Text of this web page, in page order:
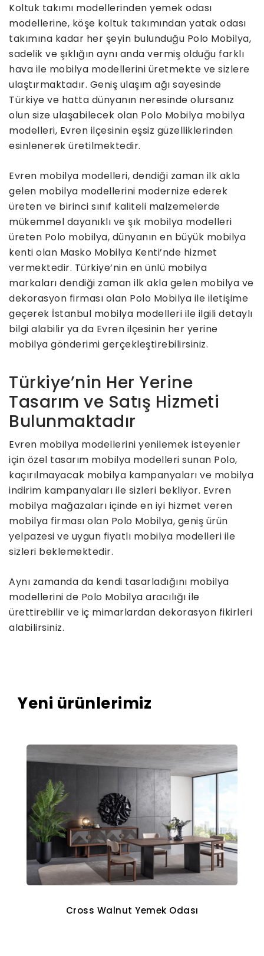
Koltuk takımı modellerinden yemek odası
modellerine, köşe koltuk takımından yatak odası
takımına kadar her şeyin bulunduğu Polo Mobilya,
sadelik ve şıklığın aynı anda vermiş olduğu farklı
hava ile mobilya modellerini üretmekte ve sizlere
ulaştırmaktadır. Geniş ulaşım ağı sayesinde
Türkiye ve hatta dünyanın neresinde olursanız
olun size ulaşabilecek olan Polo Mobilya mobilya
modelleri, Evren ilçesinin eşsiz güzelliklerinden
esinlenerek üretilmektedir.
Evren mobilya modelleri, dendiği zaman ilk akla
gelen mobilya modellerini modernize ederek
üreten ve birinci sınıf kaliteli malzemelerde
mükemmel dayanıklı ve şık mobilya modelleri
üreten Polo mobilya, dünyanın en büyük mobilya
kenti olan Masko Mobilya Kenti’nde hizmet
vermektedir. Türkiye’nin en ünlü mobilya
markaları dendiği zaman ilk akla gelen mobilya ve
dekorasyon firması olan Polo Mobilya ile iletişime
geçerek İstanbul mobilya modelleri ile ilgili detaylı
bilgi alabilir ya da Evren ilçesinin her yerine
mobilya gönderimi gerçekleştirebilirsiniz.
Türkiye’nin Her Yerine
Tasarım ve Satış Hizmeti
Bulunmaktadır
Evren mobilya modellerini yenilemek isteyenler
için özel tasarım mobilya modelleri sunan Polo,
kaçırılmayacak mobilya kampanyaları ve mobilya
indirim kampanyaları ile sizleri bekliyor. Evren
mobilya mağazaları içinde en iyi hizmet veren
mobilya firması olan Polo Mobilya, geniş ürün
yelpazesi ve uygun fiyatlı mobilya modelleri ile
sizleri beklemektedir.
Aynı zamanda da kendi tasarladığını mobilya
modellerini de Polo Mobilya aracılığı ile
ürettirebilir ve iç mimarlardan dekorasyon fikirleri
alabilirsiniz.
Yeni ürünlerimiz
Cross Walnut Yemek Odası